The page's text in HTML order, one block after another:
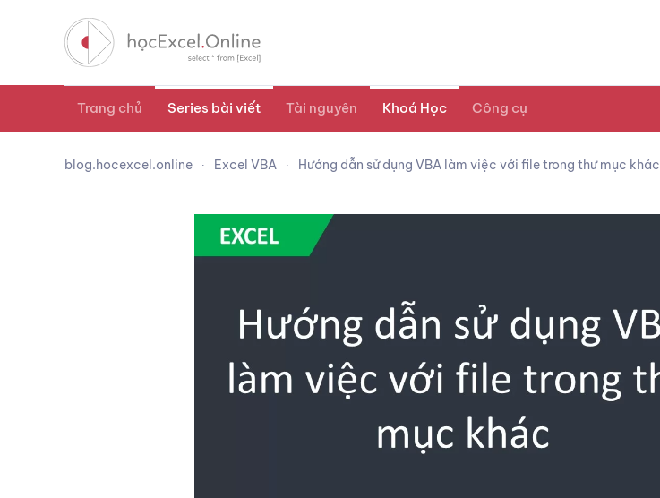
Trang chủ Series bài viết Tài nguyên Khoá Học Công cụ
blog.hocexcel.online Excel VBA Hướng dẫn sử dụng VBA làm việc với file trong thư mục khác